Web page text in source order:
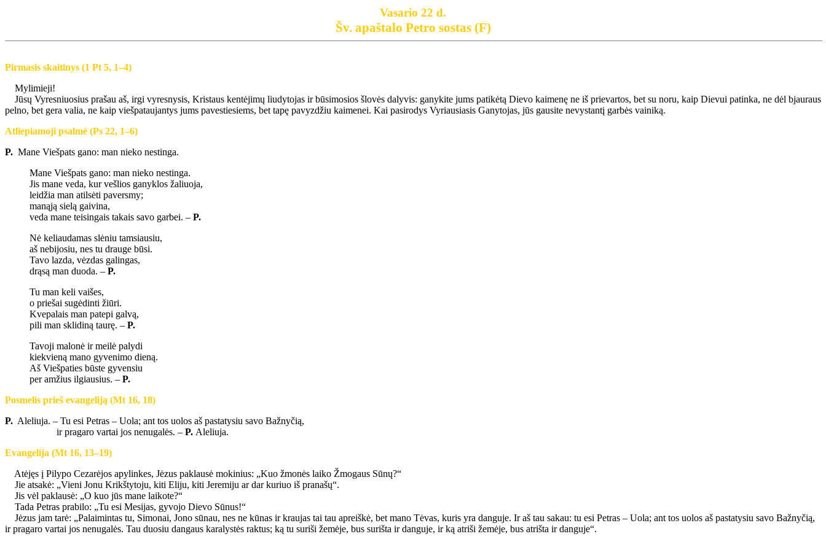
Vasario 22 d.
Šv. apaštalo Petro sostas (F)
Pirmasis skaitinys (1 Pt 5, 1–4)
Mylimieji!
Jūsų Vyresniuosius prašau aš, irgi vyresnysis, Kristaus kentėjimų liudytojas ir būsimosios šlovės dalyvis: ganykite jums patikėtą Dievo kaimenę ne iš prievartos, bet su noru, kaip Dievui patinka, ne dėl bjauraus
pelno, bet gera valia, ne kaip viešpataujantys jums pavestiesiems, bet tapę pavyzdžiu kaimenei. Kai pasirodys Vyriausiasis Ganytojas, jūs gausite nevystantį garbės vainiką.
Atliepiamoji psalmė (Ps 22, 1–6)
P. Mane Viešpats gano: man nieko nestinga.
Mane Viešpats gano: man nieko nestinga.
Jis mane veda, kur vešlios ganyklos žaliuoja,
leidžia man atilsėti paversmy;
manąją sielą gaivina,
veda mane teisingais takais savo garbei. – P.
Nė keliaudamas slėniu tamsiausiu,
aš nebijosiu, nes tu drauge būsi.
Tavo lazda, vėzdas galingas,
drąsą man duoda. – P.
Tu man keli vaišes,
o priešai sugėdinti žiūri.
Kvepalais man patepi galvą,
pili man sklidiną taurę. – P.
Tavoji malonė ir meilė palydi
kiekvieną mano gyvenimo dieną.
Aš Viešpaties būste gyvensiu
per amžius ilgiausius. – P.
Posmelis prieš evangeliją (Mt 16, 18)
P. Aleliuja. – Tu esi Petras – Uola; ant tos uolos aš pastatysiu savo Bažnyčią,
ir pragaro vartai jos nenugalės. – P. Aleliuja.
Evangelija (Mt 16, 13–19)
Atėjęs į Pilypo Cezarėjos apylinkes, Jėzus paklausė mokinius: „Kuo žmonės laiko Žmogaus Sūnų?“
Jie atsakė: „Vieni Jonu Krikštytoju, kiti Eliju, kiti Jeremiju ar dar kuriuo iš pranašų“.
Jis vėl paklausė: „O kuo jūs mane laikote?“
Tada Petras prabilo: „Tu esi Mesijas, gyvojo Dievo Sūnus!“
Jėzus jam tarė: „Palaimintas tu, Simonai, Jono sūnau, nes ne kūnas ir kraujas tai tau apreiškė, bet mano Tėvas, kuris yra danguje. Ir aš tau sakau: tu esi Petras – Uola; ant tos uolos aš pastatysiu savo Bažnyčią,
ir pragaro vartai jos nenugalės. Tau duosiu dangaus karalystės raktus; ką tu suriši žemėje, bus surišta ir danguje, ir ką atriši žemėje, bus atrišta ir danguje“.